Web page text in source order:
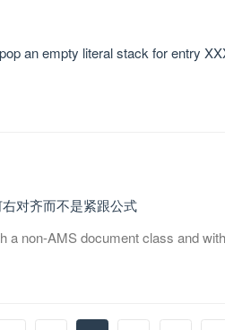
an empty literal stack for entry
对齐而不是紧跟公式
a non-AMS document class and